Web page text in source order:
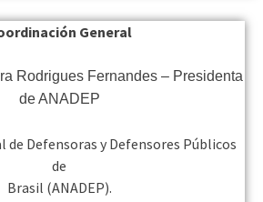
General
Rodrigues Fernandes – Presidenta
de ANADEP
de Defensoras y Defensores Públicos
de
Brasil (ANADEP).